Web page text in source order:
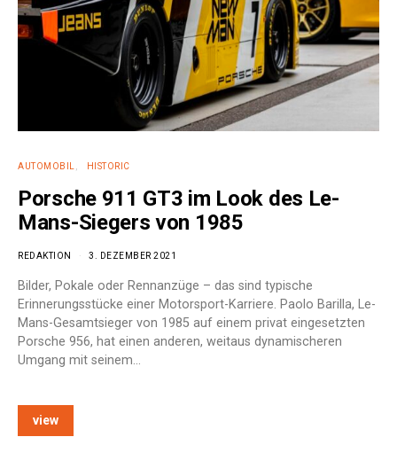
AUTOMOBIL HISTORIC
Porsche 911 GT3 im Look des Le-
Mans-Siegers von 1985
REDAKTION 3. DEZEMBER 2021
Bilder, Pokale oder Rennanzüge – das sind typische
Erinnerungsstücke einer Motorsport-Karriere. Paolo Barilla, Le-
Mans-Gesamtsieger von 1985 auf einem privat eingesetzten
Porsche 956, hat einen anderen, weitaus dynamischeren
Umgang mit seinem…
view